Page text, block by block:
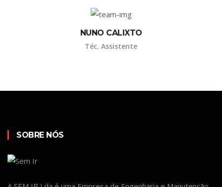
NUNO CALIXTO
Téc. Assistente
SOBRE NÓS